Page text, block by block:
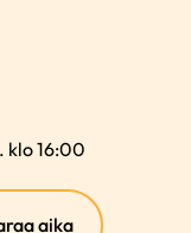
klo 16:00
aika(ulkoinen